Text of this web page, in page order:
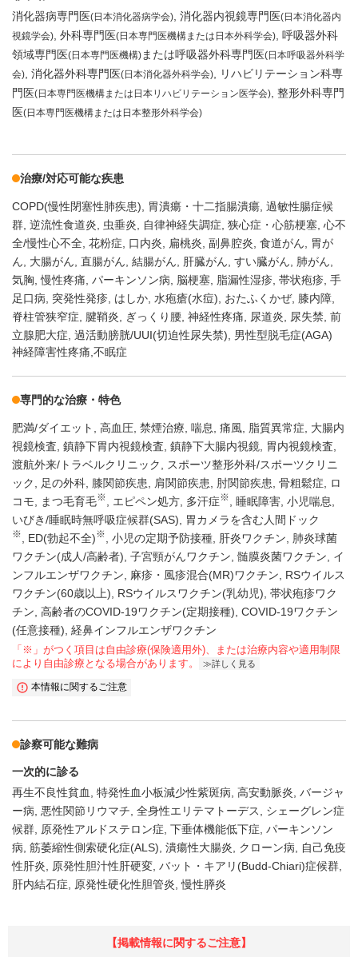
消化器病専門医(日本消化器病学会) 消化器内視鏡専門医(日本消化器内
視鏡学会) 外科専門医(日本専門医機構または日本外科学会) 呼吸器外科
領域専門医(日本専門医機構) または呼吸器外科専門医(日本呼吸器外科学
会) 消化器外科専門医(日本消化器外科学会)
リハビリテーション科専
門医(日本専門医機構または日本リハビリテーション医学会) 整形外科専門
医(日本専門医機構または日本整形外科学会)
治療/対応可能な疾患
COPD(慢性閉塞性肺疾患) 胃潰瘍・十二指腸潰瘍 過敏性腸症候
群 逆流性食道炎 虫垂炎 自律神経失調症 狭心症・心筋梗塞 心不
全/慢性心不全 花粉症 口内炎 扁桃炎 副鼻腔炎 食道がん
胃が
ん
大腸がん 直腸がん 結腸がん 肝臓がん すい臓がん
肺がん
気胸 慢性疼痛 パーキンソン病 脳梗塞 脂漏性湿疹 帯状疱疹 手
足口病
突発性発疹 はしか 水疱瘡(水痘) おたふくかぜ 膝内障
脊柱管狭窄症
腱鞘炎 ぎっくり腰 神経性疼痛 尿道炎 尿失禁 前
立腺肥大症 過活動膀胱/UUI(切迫性尿失禁)
男性型脱毛症(AGA)
神経障害性疼痛,不眠症
専門的な治療・特色
肥満/ダイエット 高血圧 禁煙治療 喘息 痛風 脂質異常症
大腸内
視鏡検査 鎮静下胃内視鏡検査 鎮静下大腸内視鏡
胃内視鏡検査
渡航外来/トラベルクリニック
スポーツ整形外科/スポーツクリニ
ック
足の外科 膝関節疾患 肩関節疾患 肘関節疾患 骨粗鬆症
ロ
コモ
まつ毛育毛※ エピペン処方 多汗症※ 睡眠障害 小児喘息
いびき/睡眠時無呼吸症候群(SAS)
胃カメラを含む人間ドック
※ ED(勃起不全)※ 小児の定期予防接種 肝炎ワクチン
肺炎球菌
ワクチン(成人/高齢者) 子宮頸がんワクチン 髄膜炎菌ワクチン
イ
ンフルエンザワクチン
麻疹・風疹混合(MR)ワクチン
RSウイルス
ワクチン(60歳以上)
RSウイルスワクチン(乳幼児) 帯状疱疹ワク
チン 高齢者のCOVID-19ワクチン(定期接種) COVID-19ワクチン
(任意接種) 経鼻インフルエンザワクチン
「※」がつく項目は自由診療(保険適用外)、または治療内容や適用制限
により自由診療となる場合があります。
詳しく見る
本情報に関するご注意
診察可能な難病
一次的に診る
再生不良性貧血
特発性血小板減少性紫斑病 高安動脈炎 バージャ
ー病
悪性関節リウマチ 全身性エリテマトーデス
シェーグレン症
候群
原発性アルドステロン症 下垂体機能低下症 パーキンソン
病 筋萎縮性側索硬化症(ALS) 潰瘍性大腸炎 クローン病
自己免疫
性肝炎
原発性胆汁性肝硬変 バット・キアリ(Budd-Chiari)症候群
肝内結石症
原発性硬化性胆管炎 慢性膵炎
【掲載情報に関するご注意】